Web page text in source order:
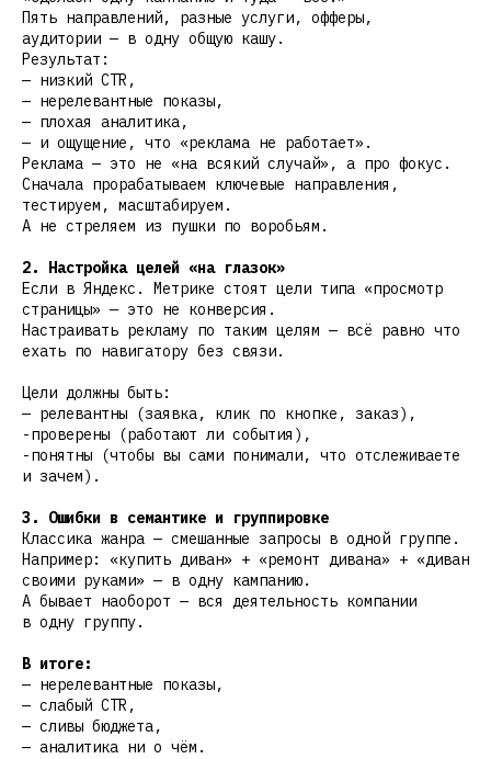
Пять направлений, разные услуги, офферы,
аудитории — в одну общую кашу.
Результат:
— низкий CTR,
— нерелевантные показы,
— плохая аналитика,
— и ощущение, что «реклама не работает».
Реклама — это не «на всякий случай», а про фокус.
Сначала прорабатываем ключевые направления,
тестируем, масштабируем.
А не стреляем из пушки по воробьям.
2. Настройка целей «на глазок»
Если в Яндекс. Метрике стоят цели типа «просмотр
страницы» — это не конверсия.
Настраивать рекламу по таким целям — всё равно что
ехать по навигатору без связи.
Цели должны быть:
— релевантны (заявка, клик по кнопке, заказ),
-проверены (работают ли события),
-понятны (чтобы вы сами понимали, что отслеживаете
и зачем).
3. Ошибки в семантике и группировке
Классика жанра — смешанные запросы в одной группе.
Например: «купить диван» + «ремонт дивана» + «диван
своими руками» — в одну кампанию.
А бывает наоборот — вся деятельность компании
в одну группу.
В итоге:
— нерелевантные показы,
— слабый CTR,
— сливы бюджета,
— аналитика ни о чём.